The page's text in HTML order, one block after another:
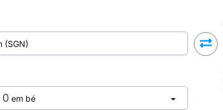
0 em bé